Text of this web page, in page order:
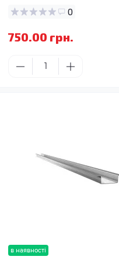
0
750.00 грн.
в наявності